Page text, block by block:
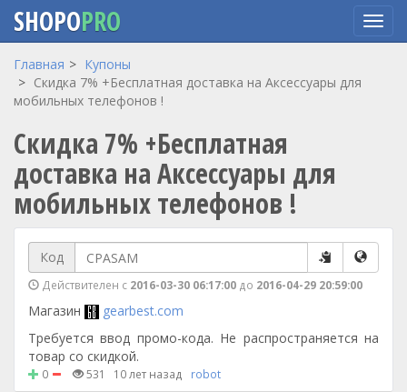
Перейти
основному
SHOPOPRO
Главная
Купоны
Скидка 7% +Бесплатная доставка на Аксессуары для
мобильных телефонов !
Скидка 7% +Бесплатная
доставка на Аксессуары для
мобильных телефонов !
Код
Действителен с 2016-03-30 06:17:00 до 2016-04-29 20:59:00
Магазин
gearbest.com
Требуется ввод промо-кода. Не распространяется на
товар со скидкой.
0 531 10 лет назад robot